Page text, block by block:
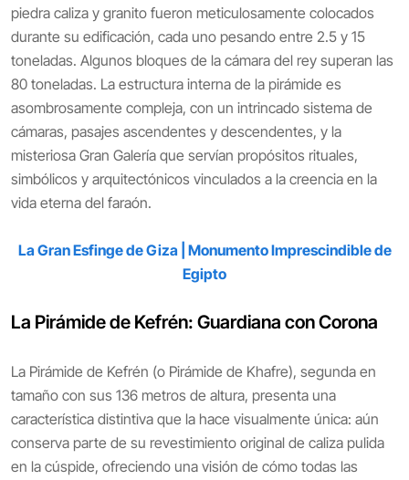
piedra caliza y granito fueron meticulosamente colocados
durante su edificación, cada uno pesando entre 2.5 y 15
toneladas. Algunos bloques de la cámara del rey superan las
80 toneladas. La estructura interna de la pirámide es
asombrosamente compleja, con un intrincado sistema de
cámaras, pasajes ascendentes y descendentes, y la
misteriosa Gran Galería que servían propósitos rituales,
simbólicos y arquitectónicos vinculados a la creencia en la
vida eterna del faraón.
La Gran Esfinge de Giza | Monumento Imprescindible de
Egipto
La Pirámide de Kefrén: Guardiana con Corona
La Pirámide de Kefrén (o Pirámide de Khafre), segunda en
tamaño con sus 136 metros de altura, presenta una
característica distintiva que la hace visualmente única: aún
conserva parte de su revestimiento original de caliza pulida
en la cúspide, ofreciendo una visión de cómo todas las